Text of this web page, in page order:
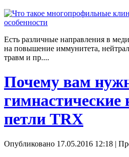
Есть различные направления в
на повышение иммунитета,
травм и пр....
Почему вам
гимнастические
петли TRX
Опубликовано 17.05.2016 12:18 |